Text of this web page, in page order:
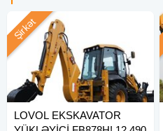
LOVOL EKSKAVATOR
Şirkət